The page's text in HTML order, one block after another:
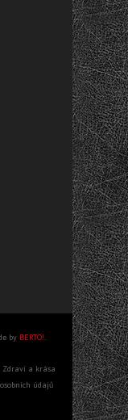
by BERTO!.
Zdraví a krása
údajů